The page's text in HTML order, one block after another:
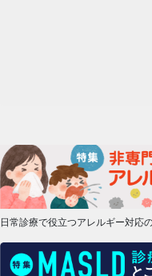
日常診療で役立つアレルギー対応